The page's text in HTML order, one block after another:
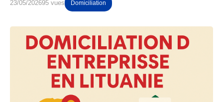
23/05/202695 vues Domiciliation